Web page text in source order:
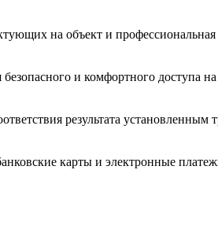
на объект и
и комфортного доступа
результата установленным
карты и электронные